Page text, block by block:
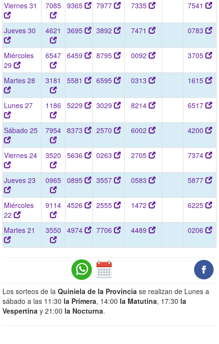
Viernes 31 7085 9365 7977 7335 7541
Jueves 30 4621 3695 3892 7471 0783
Miércoles
29
6547 6459 8795 0092 3705
Martes 28 3181 5581 6595 0313 1615
Lunes 27 1186 5229 3029 8214 6517
Sábado 25 7954 8373 2570 6002 4200
Viernes 24 3520 5636 0263 2705 7374
Jueves 23 0965 0895 3557 0583 5877
Miércoles
22
9114 4526 2555 1472 6225
Martes 21 3550 4974 7706 4489 0206
Los sorteos de la Quiniela de la Provincia se realizan de Lunes a
sábado a las 11:30 la Primera, 14:00 la Matutina, 17:30 la
Vespertina y 21:00 la Nocturna.